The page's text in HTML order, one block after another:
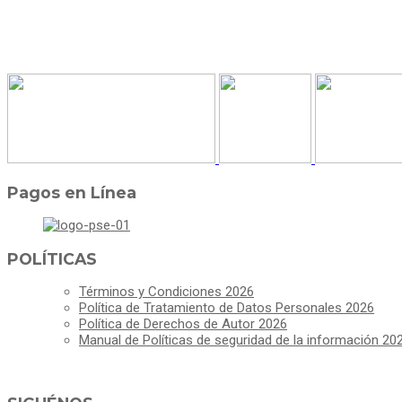
Pagos en Línea
POLÍTICAS
Términos y Condiciones 2026
Política de Tratamiento de Datos Personales 2026
Política de Derechos de Autor 2026
Manual de Políticas de seguridad de la información